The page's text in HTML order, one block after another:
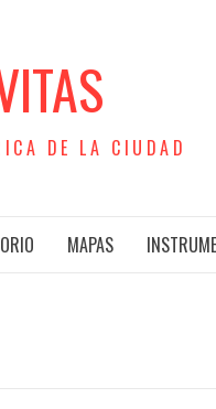
DE LA CIUDAD
MAPAS